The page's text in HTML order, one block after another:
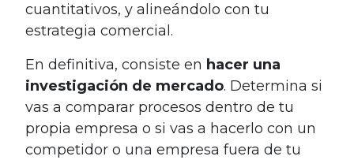
cuantitativos, y alineándolo con tu
estrategia comercial.
En definitiva, consiste en hacer una
investigación de mercado. Determina si
vas a comparar procesos dentro de tu
propia empresa o si vas a hacerlo con un
competidor o una empresa fuera de tu